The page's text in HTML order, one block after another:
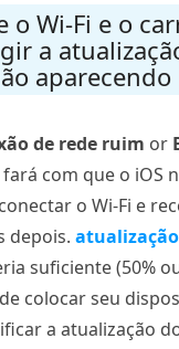
o Wi-Fi e o
a
aparecendo
de rede ruim or
com que o iOS
o Wi-Fi e
depois.
suficiente (50%
colocar seu
a atualização